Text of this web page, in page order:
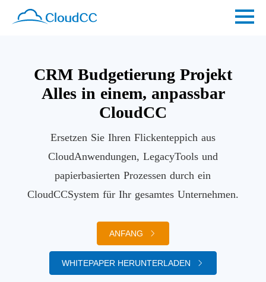
CRM Budgetierung Projekt
Alles in einem, anpassbar
CloudCC
Ersetzen Sie Ihren Flickenteppich aus
CloudAnwendungen, LegacyTools und
papierbasierten Prozessen durch ein
CloudCCSystem für Ihr gesamtes Unternehmen.
ANFANG
WHITEPAPER HERUNTERLADEN